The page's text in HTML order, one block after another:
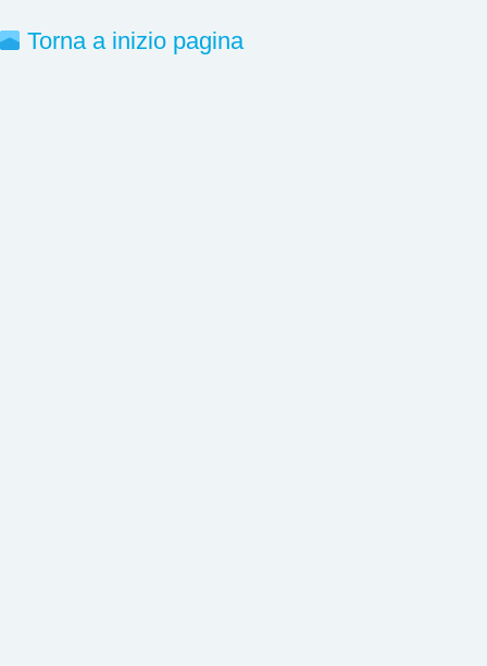
Torna a inizio pagina